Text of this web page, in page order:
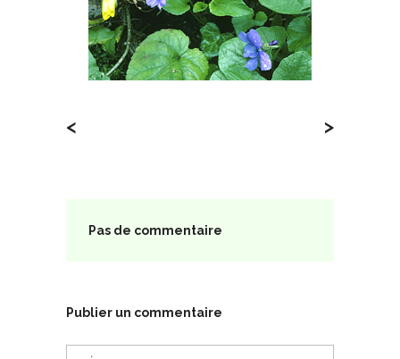
< >
Pas de commentaire
Publier un commentaire